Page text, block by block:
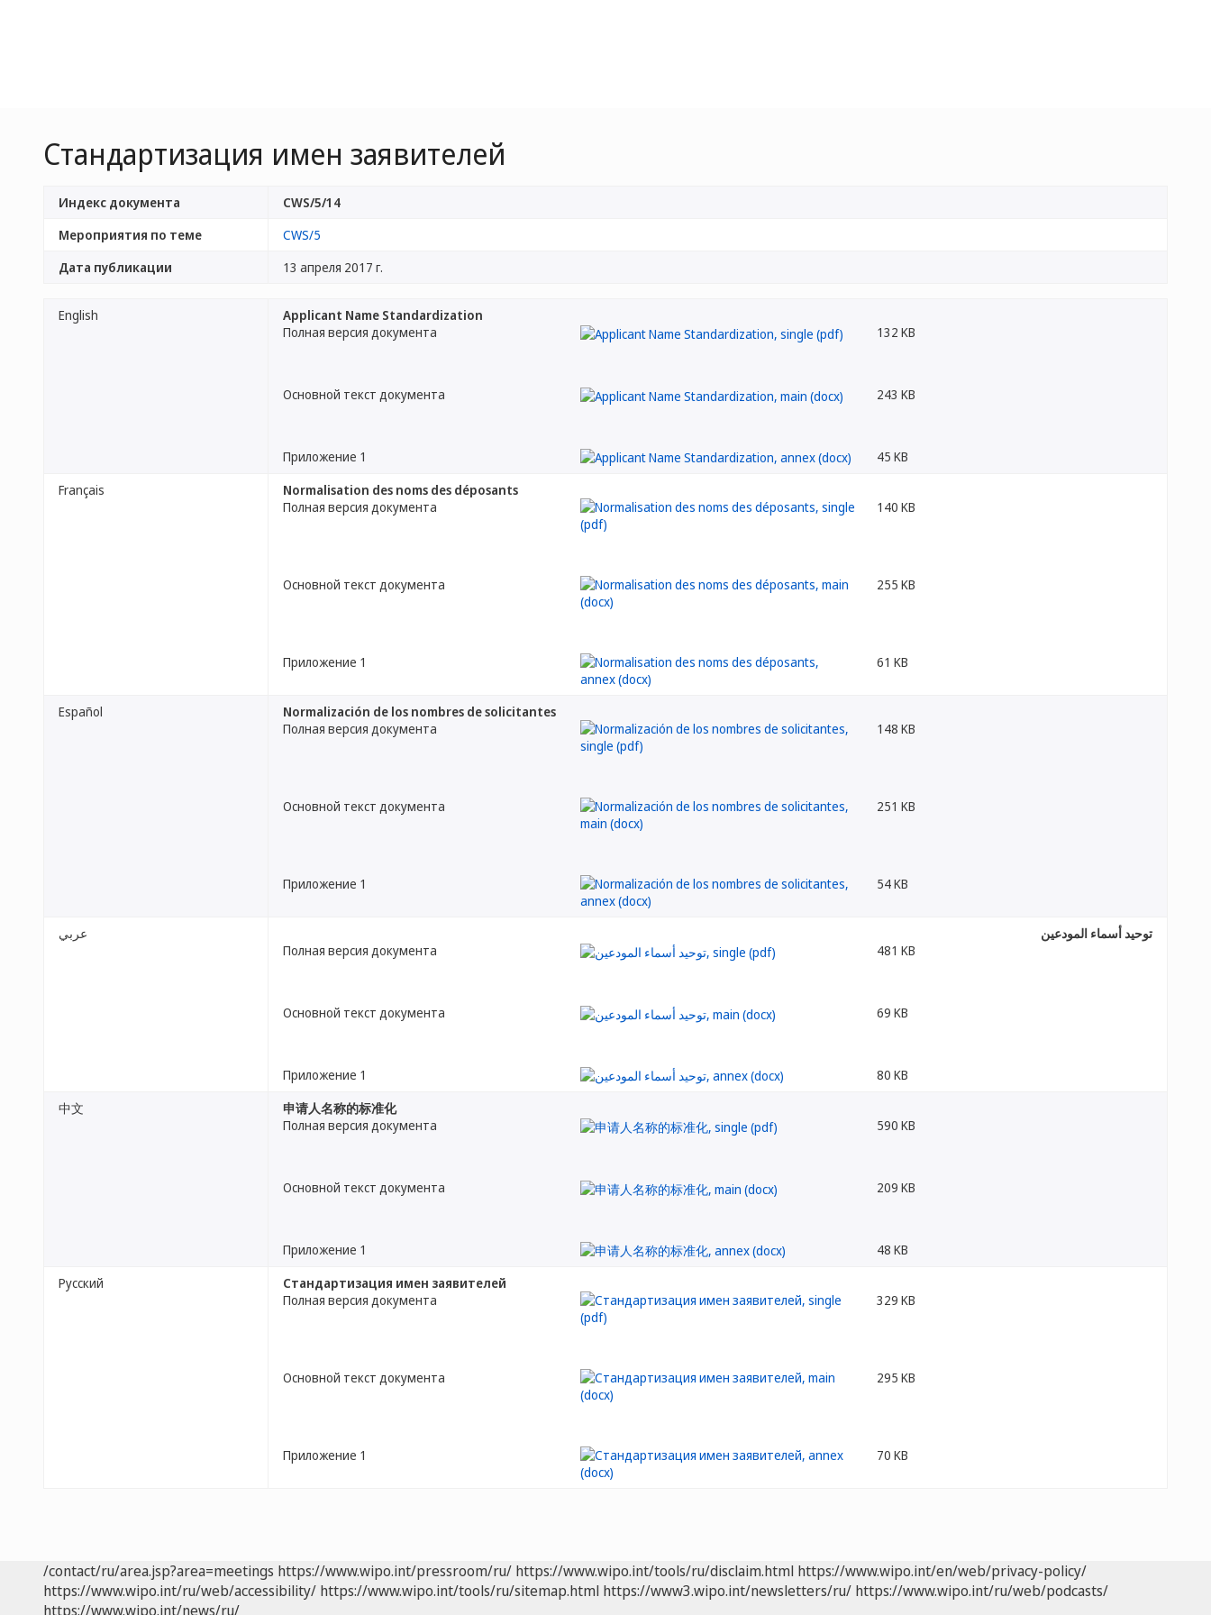
Стандартизация имен заявителей
Индекс документа
CWS/5/14
Мероприятия по теме
CWS/5
Дата публикации
13 апреля 2017 г.
English
Applicant Name Standardization
Полная версия документа
132 KB
Основной текст документа 243 KB
Приложение 1
45 KB
Français
Normalisation des noms des déposants
Полная версия документа
140 KB
Основной текст документа 255 KB
Приложение 1 61 KB
Español
Normalización de los nombres de solicitantes
Полная версия документа
148 KB
Основной текст документа 251 KB
Приложение 1 54 KB
عربي
توحيد أسماء المودعين
Полная версия документа
481 KB
Основной текст документа 69 KB
Приложение 1
80 KB
中文
申请人名称的标准化
Полная версия документа
590 KB
Основной текст документа 209 KB
Приложение 1
48 KB
Русский
Стандартизация имен заявителей
Полная версия документа
329 KB
Основной текст документа 295 KB
Приложение 1 70 KB
/contact/ru/area.jsp?area=meetings https://www.wipo.int/pressroom/ru/ https://www.wipo.int/tools/ru/disclaim.html https://www.wipo.int/en/web/privacy-policy/
https://www.wipo.int/ru/web/accessibility/ https://www.wipo.int/tools/ru/sitemap.html https://www3.wipo.int/newsletters/ru/ https://www.wipo.int/ru/web/podcasts/
https://www.wipo.int/news/ru/